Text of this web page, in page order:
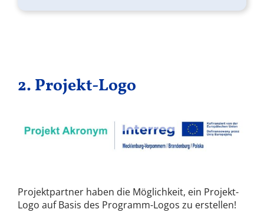
2. Projekt-Logo
Projektpartner haben die Möglichkeit, ein Projekt-
Logo auf Basis des Programm-Logos zu erstellen!